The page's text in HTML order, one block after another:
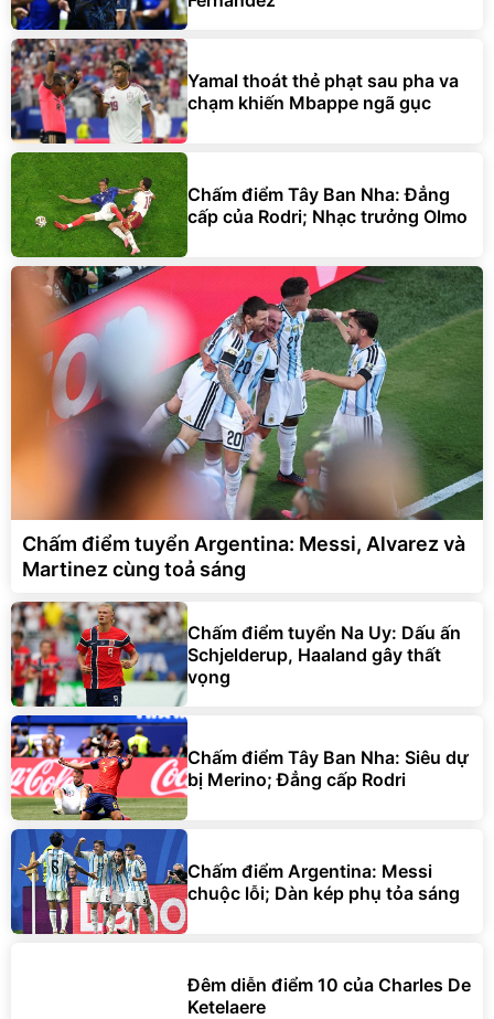
Yamal thoát thẻ phạt sau pha va
chạm khiến Mbappe ngã gục
Chấm điểm Tây Ban Nha: Đẳng
cấp của Rodri; Nhạc trưởng Olmo
Chấm điểm tuyển Argentina: Messi, Alvarez và
Martinez cùng toả sáng
Chấm điểm tuyển Na Uy: Dấu ấn
Schjelderup, Haaland gây thất
vọng
Chấm điểm Tây Ban Nha: Siêu dự
bị Merino; Đẳng cấp Rodri
Chấm điểm Argentina: Messi
chuộc lỗi; Dàn kép phụ tỏa sáng
Đêm diễn điểm 10 của Charles De
Ketelaere